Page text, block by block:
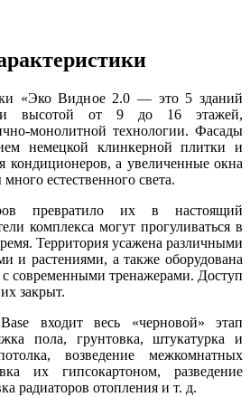
«Эко Видное 2.0 — это 5 зданий
высотой от 9 до 16 этажей,
монолитной технологии. Фасады
немецкой клинкерной плитки и
кондиционеров, а увеличенные окна
естественного света.
превратило их в настоящий
комплекса могут прогуливаться в
Территория усажена различными
и растениями, а также оборудована
современными тренажерами. Доступ
закрыт.
входит весь «черновой» этап
пола, грунтовка, штукатурка и
возведение межкомнатных
их гипсокартоном, разведение
радиаторов отопления и т. д.